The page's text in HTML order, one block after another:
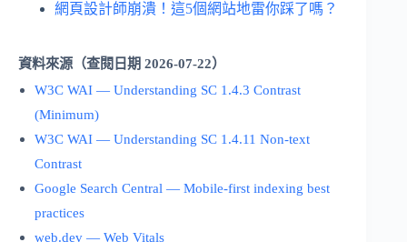
網頁設計師崩潰！這5個網站地雷你踩了嗎？
資料來源（查閱日期 2026-07-22）
W3C WAI — Understanding SC 1.4.3 Contrast
(Minimum)
W3C WAI — Understanding SC 1.4.11 Non-text
Contrast
Google Search Central — Mobile-first indexing best
practices
web.dev — Web Vitals